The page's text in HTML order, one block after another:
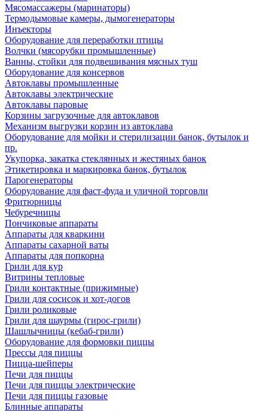
Мясомассажеры (маринаторы)
Термодымовые камеры, дымогенераторы
Инъекторы
Оборудование для переработки птицы
Волчки (мясорубки промышленные)
Ванны, стойки для подвешивания мясных туш
Оборудование для консервов
Автоклавы промышленные
Автоклавы электрические
Автоклавы паровые
Корзины загрузочные для автоклавов
Механизм выгрузки корзин из автоклава
Оборудование для мойки и стерилизации банок, бутылок и
пр.
Укупорка, закатка стеклянных и жестяных банок
Этикетировка и маркировка банок, бутылок
Парогенераторы
Оборудование для фаст-фуда и уличной торговли
Фритюрницы
Чебуречницы
Пончиковые аппараты
Аппараты для кваркини
Аппараты сахарной ваты
Аппараты для попкорна
Грили для кур
Витрины тепловые
Грили контактные (прижимные)
Грили для сосисок и хот-догов
Грили роликовые
Грили для шаурмы (гирос-грили)
Шашлычницы (кебаб-грили)
Оборудование для формовки пиццы
Прессы для пиццы
Пицца-шейперы
Печи для пиццы
Печи для пиццы электрические
Печи для пиццы газовые
Блинные аппараты